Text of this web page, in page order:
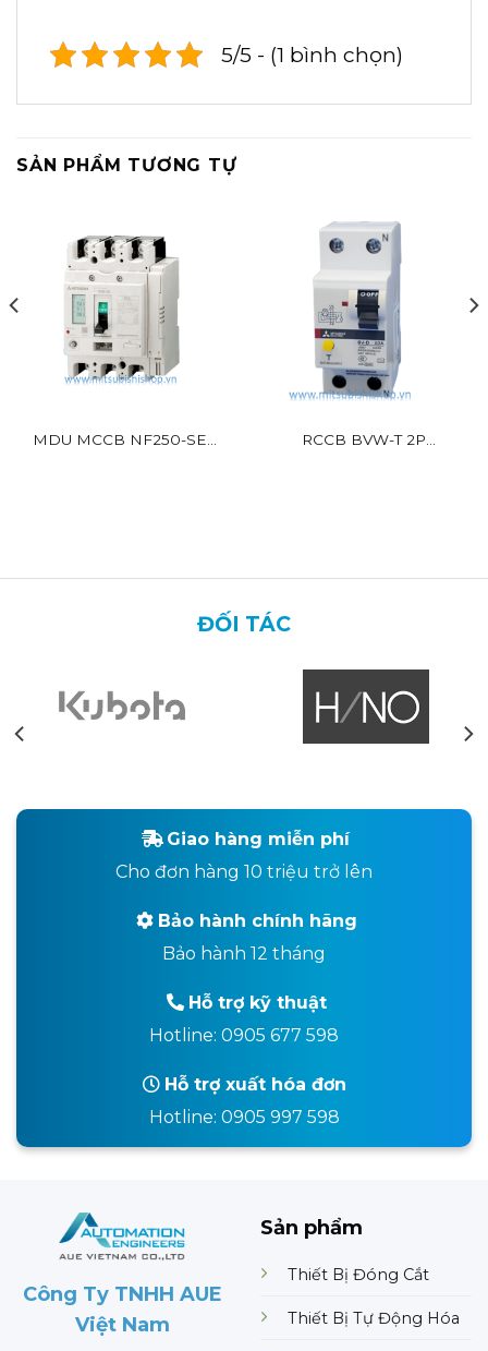
5/5 - (1 bình chọn)
SẢN PHẨM TƯƠNG TỰ
MDU MCCB NF250-SEV
RCCB BVW-T 2P
ĐỐI TÁC
Giao hàng miễn phí
Cho đơn hàng 10 triệu trở lên
Bảo hành chính hãng
Bảo hành 12 tháng
Hỗ trợ kỹ thuật
Hotline: 0905 677 598
Hỗ trợ xuất hóa đơn
Hotline: 0905 997 598
Công Ty TNHH AUE
Việt Nam
Sản phẩm
Thiết Bị Đóng Cắt
Thiết Bị Tự Động Hóa